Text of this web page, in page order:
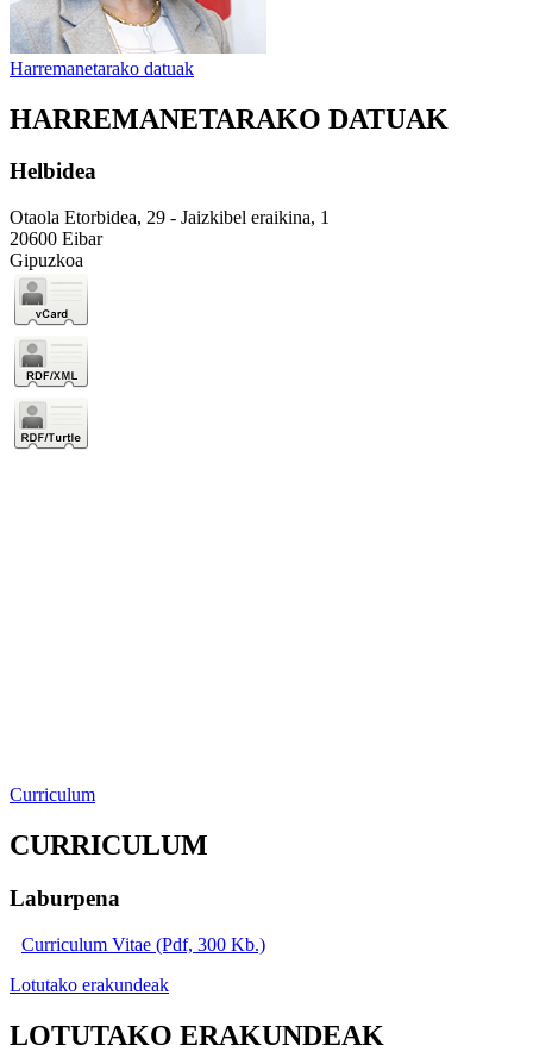
Harremanetarako datuak
HARREMANETARAKO DATUAK
Helbidea
Otaola Etorbidea, 29 - Jaizkibel eraikina, 1
20600 Eibar
Gipuzkoa
Curriculum
CURRICULUM
Laburpena
Curriculum Vitae (Pdf, 300 Kb.)
Lotutako erakundeak
LOTUTAKO ERAKUNDEAK